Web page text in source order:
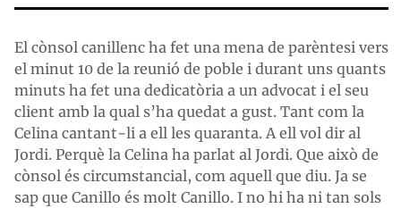
El cònsol canillenc ha fet una mena de parèntesi vers
el minut 10 de la reunió de poble i durant uns quants
minuts ha fet una dedicatòria a un advocat i el seu
client amb la qual s’ha quedat a gust. Tant com la
Celina cantant-li a ell les quaranta. A ell vol dir al
Jordi. Perquè la Celina ha parlat al Jordi. Que això de
cònsol és circumstancial, com aquell que diu. Ja se
sap que Canillo és molt Canillo. I no hi ha ni tan sols